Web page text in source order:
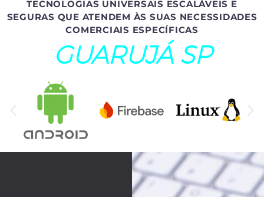
TECNOLOGIAS UNIVERSAIS ESCALÁVEIS E
SEGURAS QUE ATENDEM ÀS SUAS NECESSIDADES
COMERCIAIS ESPECÍFICAS
GUARUJÁ SP